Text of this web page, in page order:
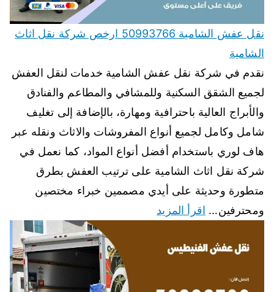
نقل عفش الشامية 50993766 ارخص شركة نقل اثاث
الشامية
نقدم في شركة نقل عفش الشامية خدمات لنقل العفش
لجميع الشقق السكنية وللمشافي والمطاعم والفنادق
والأبراج العالية باحترافية ومهارة، بالإضافة إلى تغليف
شامل وكامل لجميع أنواع المفروشات والاثاث ونقله عبر
هاف لوري باستخدام أفضل أنواع المواد، كما نعمل في
شركة نقل اثاث الشامية على ترتيب العفش بطرق
متطورة وحديثة على أيدي مصممين خبراء مختصين
ومحترفين… اقرأ المزيد